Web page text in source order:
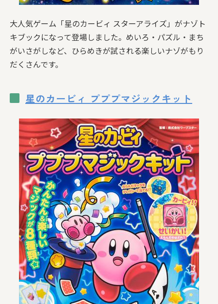
大人気ゲーム「星のカービィ スターアライズ」がナゾト
キブックになって登場しました。めいろ・パズル・まち
がいさがしなど、ひらめきが試される楽しいナゾがもり
だくさんです。
星のカービィ プププマジックキット